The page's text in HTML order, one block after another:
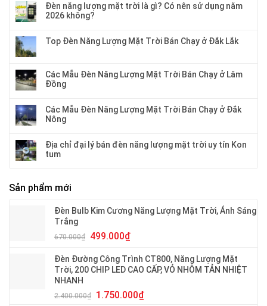
Đèn năng lượng mặt trời là gì? Có nên sử dụng năm
2026 không?
Top Đèn Năng Lượng Mặt Trời Bán Chạy ở Đắk Lắk
Các Mẫu Đèn Năng Lượng Mặt Trời Bán Chạy ở Lâm
Đồng
Các Mẫu Đèn Năng Lượng Mặt Trời Bán Chạy ở Đắk
Nông
Địa chỉ đại lý bán đèn năng lượng mặt trời uy tín Kon
tum
Sản phẩm mới
Đèn Bulb Kim Cương Năng Lượng Mặt Trời, Ánh Sáng
Trắng
670.000₫ 499.000₫
Đèn Đường Công Trình CT800, Năng Lượng Mặt
Trời, 200 CHIP LED CAO CẤP, VỎ NHÔM TẢN NHIỆT
NHANH
2.400.000₫ 1.750.000₫